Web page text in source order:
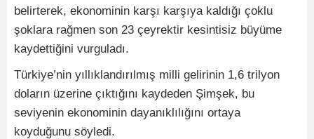
belirterek, ekonominin karşı karşıya kaldığı çoklu
şoklara rağmen son 23 çeyrektir kesintisiz büyüme
kaydettiğini vurguladı.
Türkiye’nin yıllıklandırılmış milli gelirinin 1,6 trilyon
doların üzerine çıktığını kaydeden Şimşek, bu
seviyenin ekonominin dayanıklılığını ortaya
koyduğunu söyledi.